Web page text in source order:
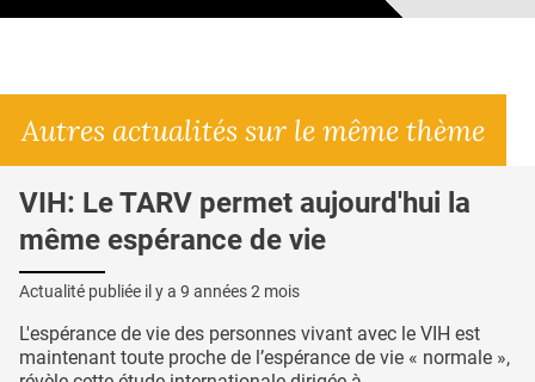
Autres actualités sur le même thème
VIH: Le TARV permet aujourd'hui la
même espérance de vie
Actualité publiée il y a 9 années 2 mois
L'espérance de vie des personnes vivant avec le VIH est
maintenant toute proche de l’espérance de vie « normale »,